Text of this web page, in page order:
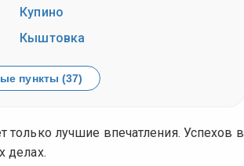
Купино
Кыштовка
пункты (37)
лучшие впечатления. Успехов в
делах.